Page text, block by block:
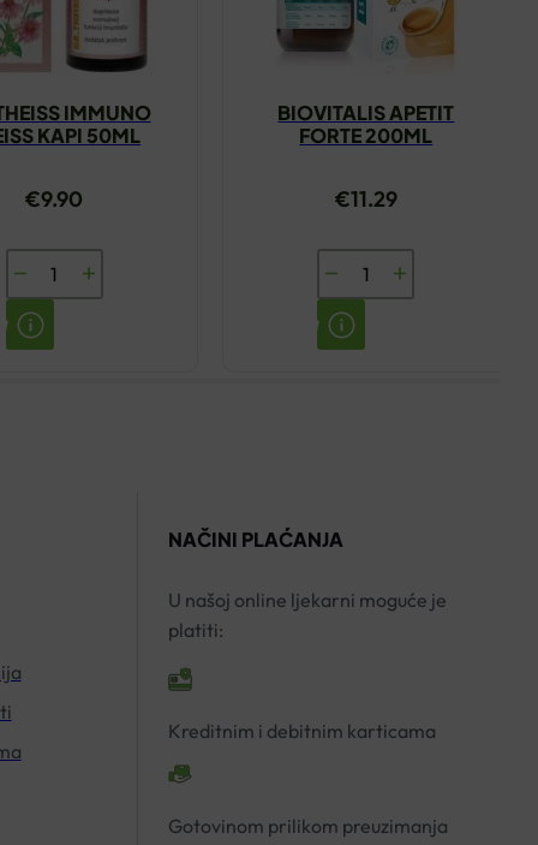
IMMUNO
KAPI 50ML
€9.90
DR.THEISS
IMMUNO
THEISS
BIOVITALIS APETIT
FORTE 200ML
€11.29
BIOVITALIS
APETIT
FORTE
NAČINI PLAĆANJA
U našoj online ljekarni moguće je
platiti:
Kreditnim i debitnim karticama
Gotovinom prilikom preuzimanja